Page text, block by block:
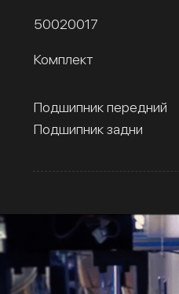
50020017
Комплект
Подшипник передний
Подшипник задни